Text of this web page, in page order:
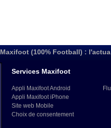
Maxifoot (100% Football) :
Services Maxifoot
Appli Maxifoot Android
Appli Maxifoot iPhone
Site web Mobile
Choix de consentement